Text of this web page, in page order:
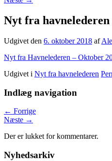
Nyt fra havnelederen
Udgivet den 6. oktober 2018 af
Nyt fra Havnelederen – Oktober
Udgivet i Nyt fra havnelederen
Indlæg navigation
← Forrige
Næste →
Der er lukket for kommentarer.
Nyhedsarkiv